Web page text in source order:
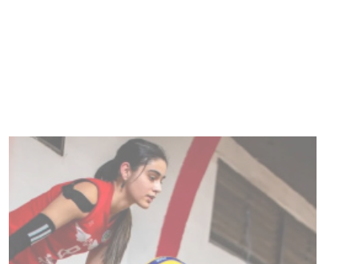
Turismo accesible para personas
con discapacidad y adultos
mayores